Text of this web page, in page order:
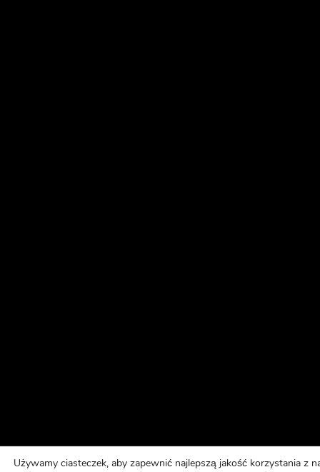
Używamy ciasteczek, aby zapewnić najlepszą jakość korzystania z